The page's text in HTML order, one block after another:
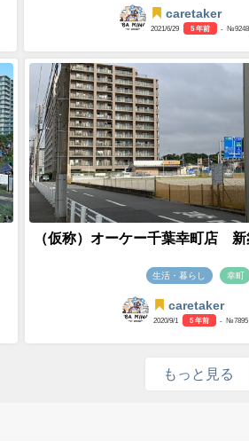
caretaker
2021/6/29 5 年前 - №9248
（仮称）オーケー千葉幸町店
生活・暮らし 幸町
caretaker
2020/9/1 5 年前 - №7895
もっと見る